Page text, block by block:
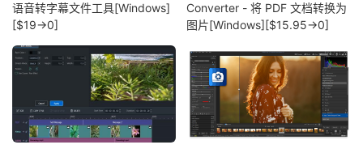
语音转字幕文件工具[Windows]
[$19→0]
Converter - 将 PDF 文档转换为
图片[Windows][$15.95→0]